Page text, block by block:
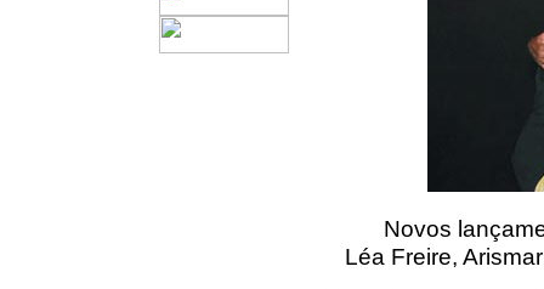
Novos
Léa Freire,